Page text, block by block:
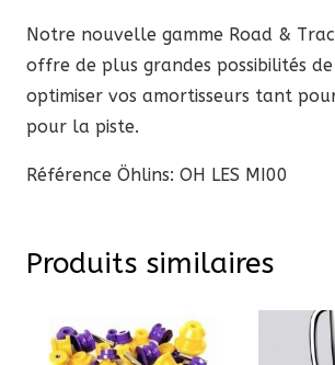
Notre nouvelle gamme Road &
offre de plus grandes possibilités
optimiser vos amortisseurs tant
pour la piste.
Référence Öhlins: OH LES MI00
Produits similaires